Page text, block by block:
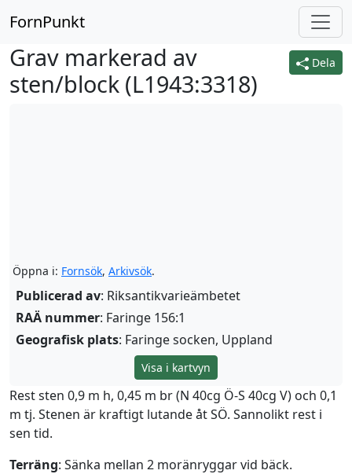
FornPunkt
Dela
Grav markerad av
sten/block (L1943:3318)
Öppna i: Fornsök, Arkivsök.
Publicerad av: Riksantikvarieämbetet
RAÄ nummer: Faringe 156:1
Geografisk plats: Faringe socken, Uppland
Visa i kartvyn
Rest sten 0,9 m h, 0,45 m br (N 40cg Ö-S 40cg V) och 0,1
m tj. Stenen är kraftigt lutande åt SÖ. Sannolikt rest i
sen tid.
Terräng: Sänka mellan 2 moränryggar vid bäck.